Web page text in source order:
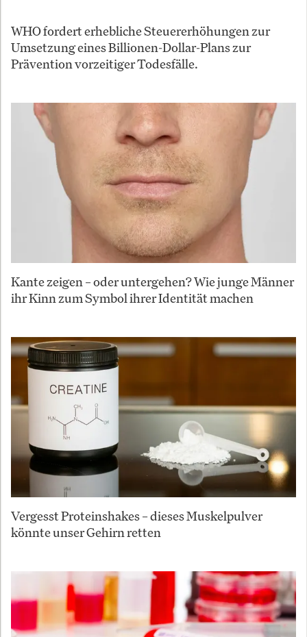
WHO fordert erhebliche Steuererhöhungen zur
Umsetzung eines Billionen-Dollar-Plans zur
Prävention vorzeitiger Todesfälle.
Kante zeigen – oder untergehen? Wie junge Männer
ihr Kinn zum Symbol ihrer Identität machen
Vergesst Proteinshakes – dieses Muskelpulver
könnte unser Gehirn retten